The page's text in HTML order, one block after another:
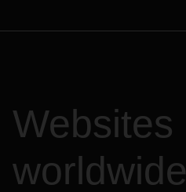
Websites
worldwide